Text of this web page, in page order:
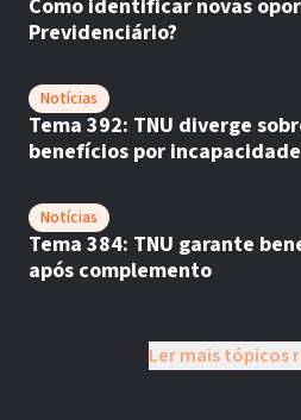
Como identificar novas
Previdenciário?
Notícias
Tema 392: TNU diverge
benefícios por incapacidade
Notícias
Tema 384: TNU garante
após complemento
Ler mais tópicos